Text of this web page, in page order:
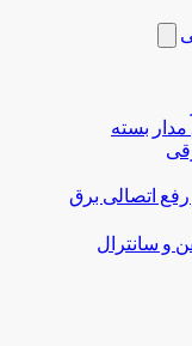
بسته
اتصالی برق
و سانترال